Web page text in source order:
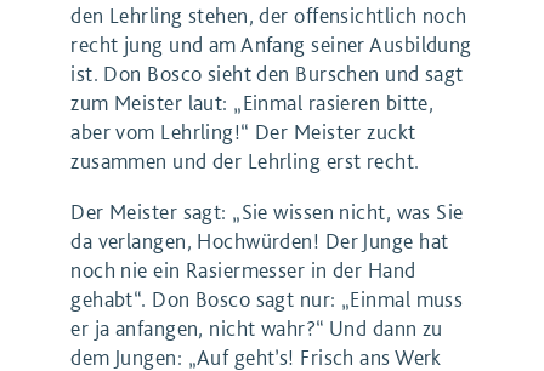
den Lehrling stehen, der offensichtlich noch
recht jung und am Anfang seiner Ausbildung
ist. Don Bosco sieht den Burschen und sagt
zum Meister laut: „Einmal rasieren bitte,
aber vom Lehrling!“ Der Meister zuckt
zusammen und der Lehrling erst recht.
Der Meister sagt: „Sie wissen nicht, was Sie
da verlangen, Hochwürden! Der Junge hat
noch nie ein Rasiermesser in der Hand
gehabt“. Don Bosco sagt nur: „Einmal muss
er ja anfangen, nicht wahr?“ Und dann zu
dem Jungen: „Auf geht’s! Frisch ans Werk